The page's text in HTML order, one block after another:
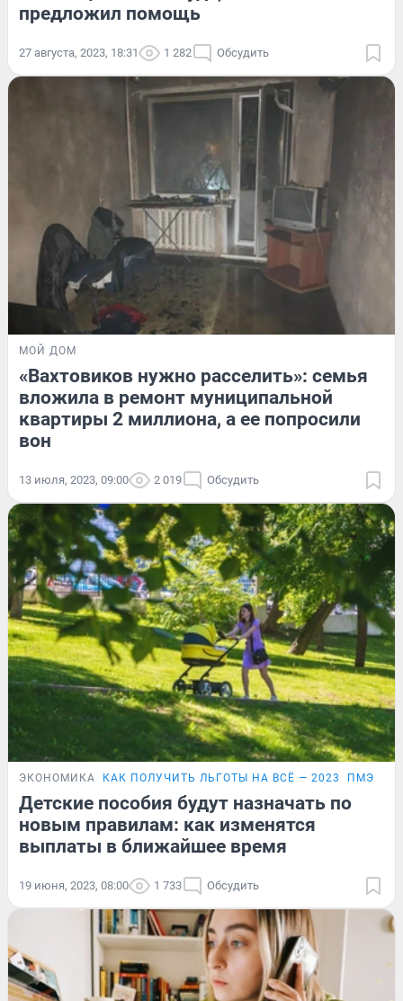
предложил помощь
27 августа, 2023, 18:31 1 282 Обсудить
МОЙ ДОМ
«Вахтовиков нужно расселить»: семья
вложила в ремонт муниципальной
квартиры 2 миллиона, а ее попросили
вон
13 июля, 2023, 09:00 2 019 Обсудить
ЭКОНОМИКА КАК ПОЛУЧИТЬ ЛЬГОТЫ НА ВСЁ — 2023 ПМЭФ-
Детские пособия будут назначать по
новым правилам: как изменятся
выплаты в ближайшее время
19 июня, 2023, 08:00 1 733 Обсудить